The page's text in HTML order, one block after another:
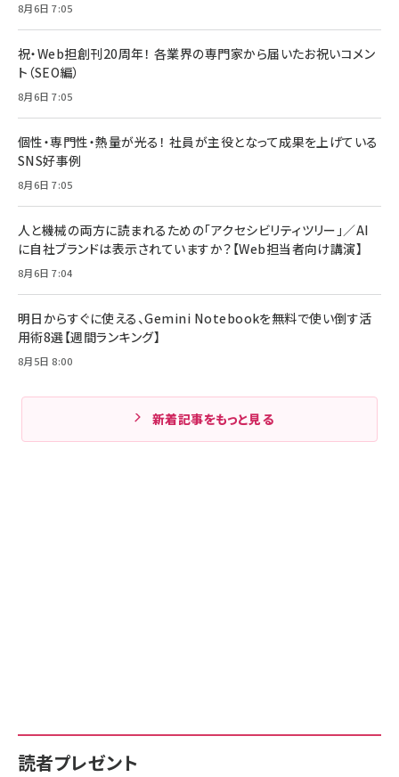
8月6日 7:05
祝・Web担創刊20周年！ 各業界の専門家から届いたお祝いコメン
ト（SEO編）
8月6日 7:05
個性・専門性・熱量が光る！ 社員が主役となって成果を上げている
SNS好事例
8月6日 7:05
人と機械の両方に読まれるための「アクセシビリティツリー」／AI
に自社ブランドは表示されていますか？【Web担当者向け講演】
8月6日 7:04
明日からすぐに使える、Gemini Notebookを無料で使い倒す活
用術8選【週間ランキング】
8月5日 8:00
新着記事をもっと見る
読者プレゼント